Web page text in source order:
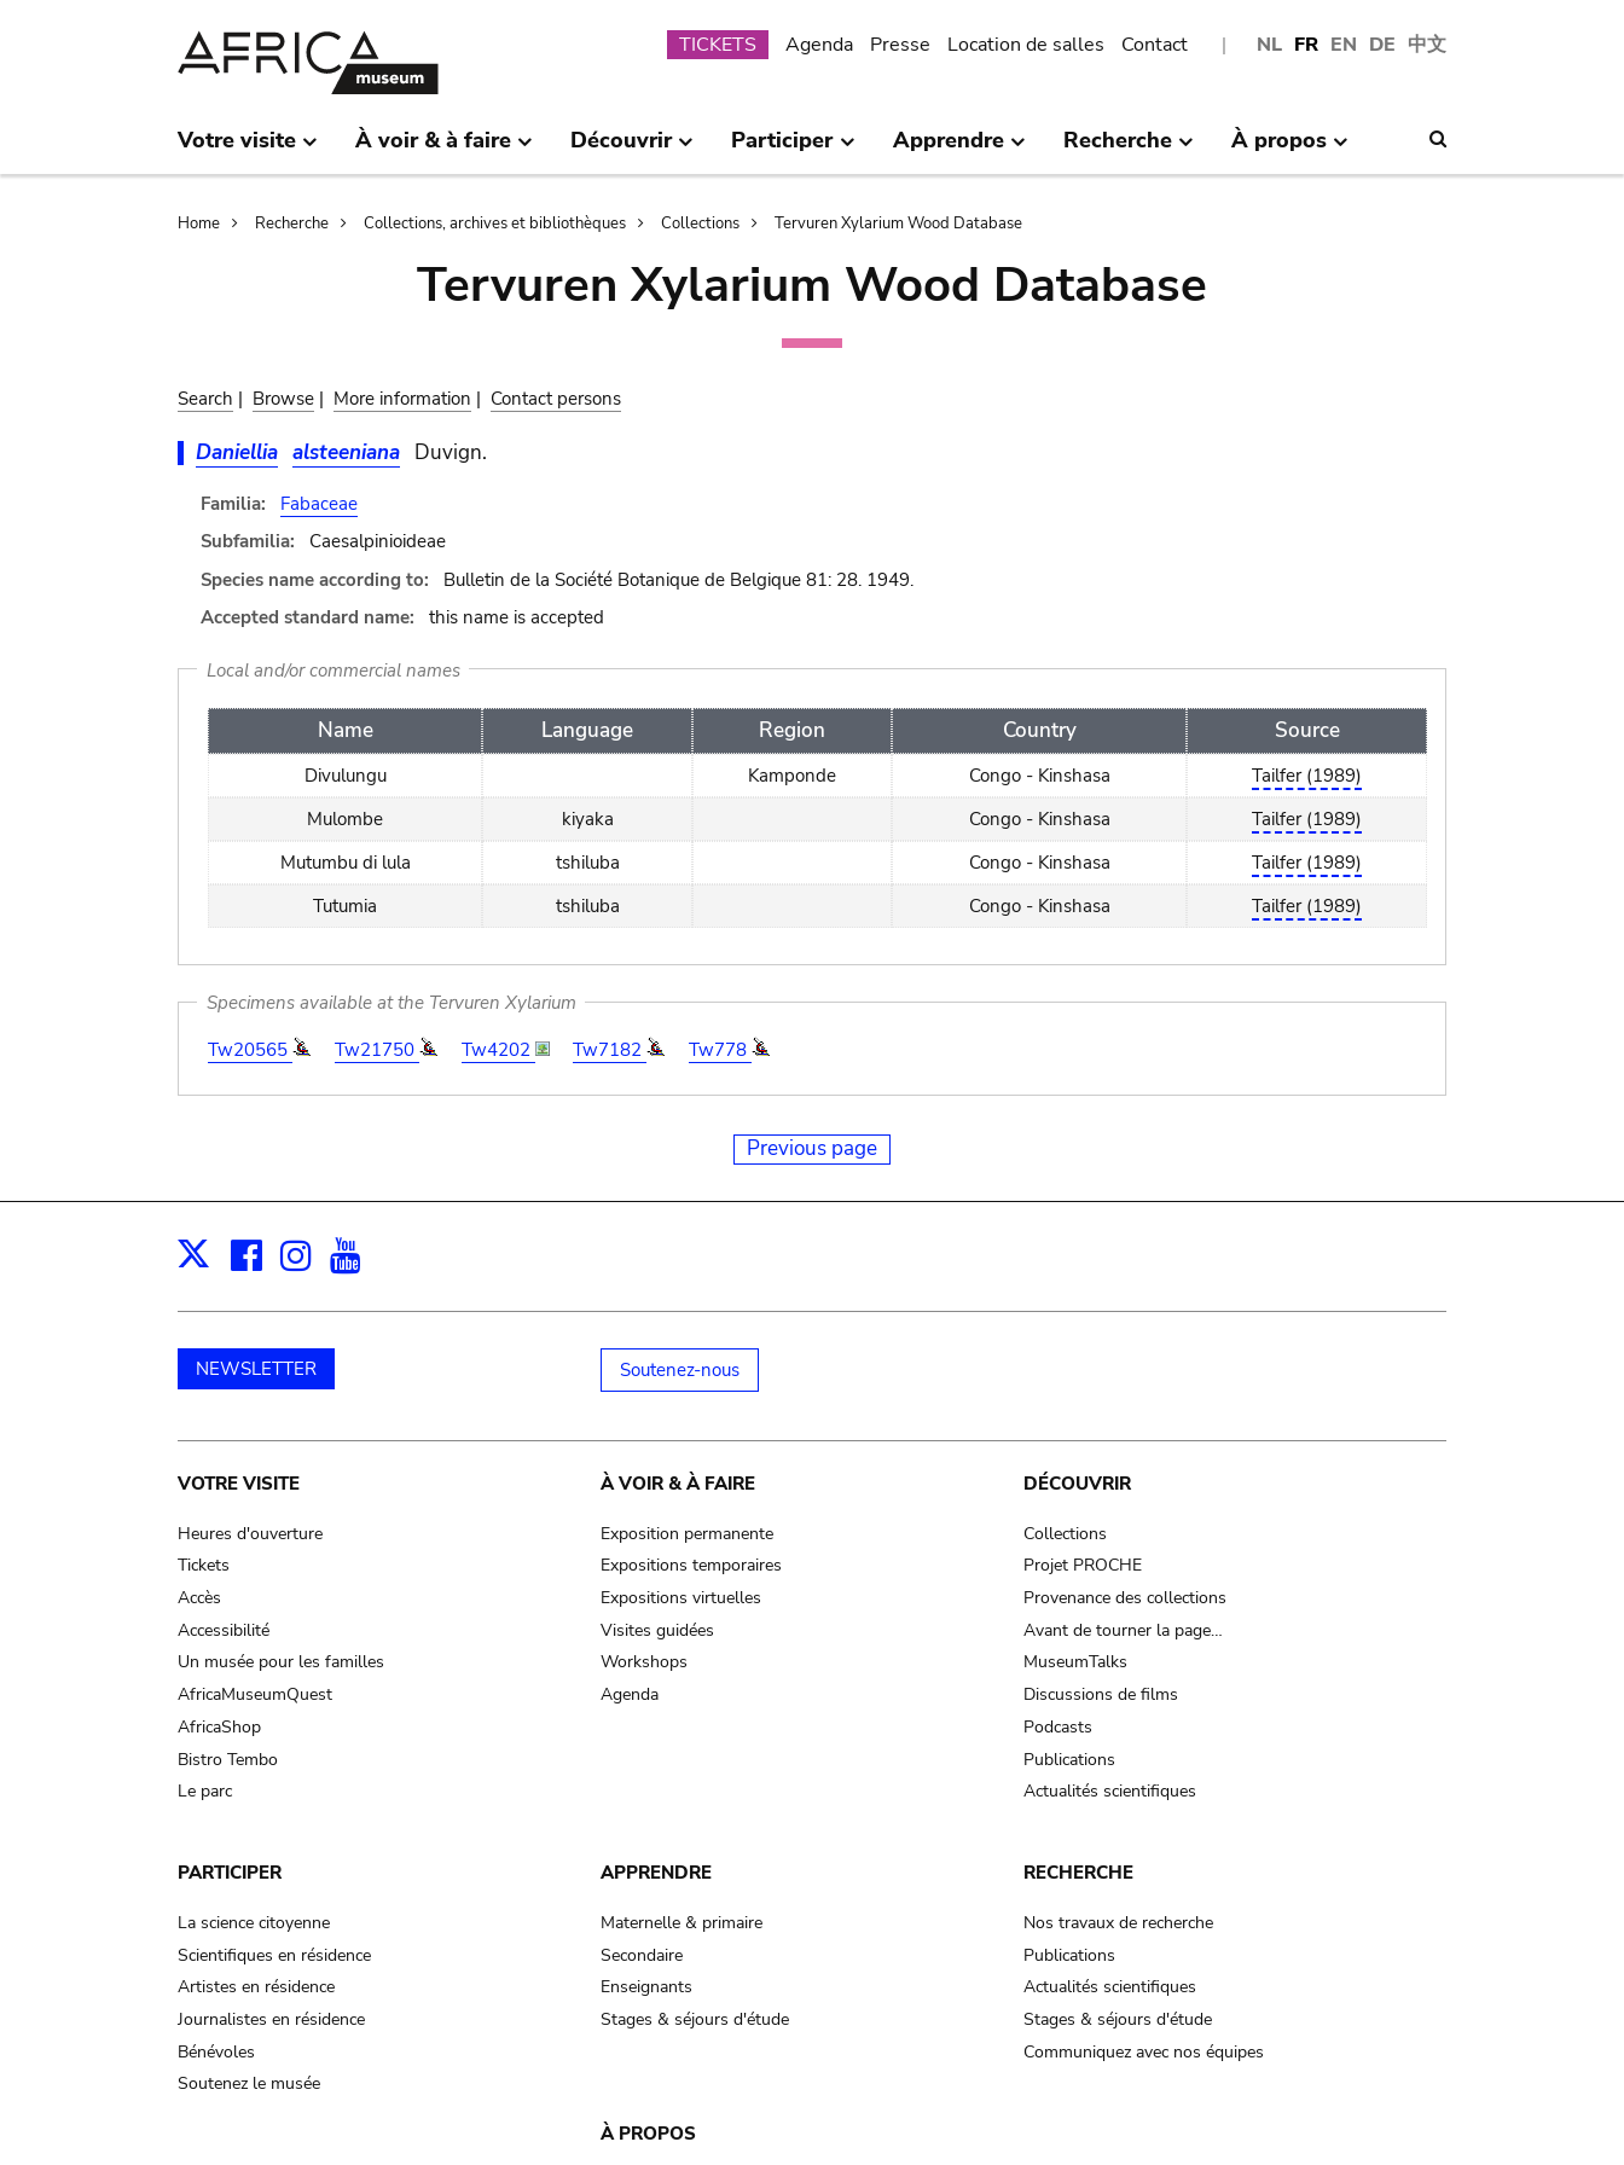
NL FR EN DE 中文
Submenu
TICKETS Agenda Presse Location de salles Contact
Votre visite À voir & à faire Découvrir Participer Apprendre Recherche À propos
Breadcrumb
Home Recherche Collections, archives et bibliothèques Collections Tervuren Xylarium Wood Database
Tervuren Xylarium Wood Database
Search | Browse | More information | Contact persons
Daniellia alsteeniana Duvign.
Familia:
Fabaceae
Subfamilia:
Caesalpinioideae
Species name according to:
Bulletin de la Société Botanique de Belgique 81: 28. 1949.
Accepted standard name:
this name is accepted
Local and/or commercial names
Name Language Region Country Source
Divulungu Kamponde Congo - Kinshasa
Tailfer (1989)
Mulombe
kiyaka Congo - Kinshasa
Tailfer (1989)
Mutumbu di lula
tshiluba Congo - Kinshasa
Tailfer (1989)
Tutumia
tshiluba Congo - Kinshasa Tailfer (1989)
Specimens available at the Tervuren Xylarium
Tw20565
Tw21750 Tw4202 Tw7182 Tw778
Previous page
X Facebook
Instagram
NEWSLETTER Soutenez-nous
Main
navigation
VOTRE VISITE
Heures d'ouverture
Tickets
Accès
Accessibilité
Un musée pour les familles
AfricaMuseumQuest
AfricaShop
Bistro Tembo
Le parc
À VOIR & À FAIRE
Exposition permanente
Expositions temporaires
Expositions virtuelles
Visites guidées
Workshops
Agenda
DÉCOUVRIR
Collections
Projet PROCHE
Provenance des collections
Avant de tourner la page…
MuseumTalks
Discussions de films
Podcasts
Publications
Actualités scientifiques
PARTICIPER
La science citoyenne
Scientifiques en résidence
Artistes en résidence
Journalistes en résidence
Bénévoles
Soutenez le musée
APPRENDRE
Maternelle & primaire
Secondaire
Enseignants
Stages & séjours d'étude
RECHERCHE
Nos travaux de recherche
Publications
Actualités scientifiques
Stages & séjours d'étude
Communiquez avec nos équipes
À PROPOS